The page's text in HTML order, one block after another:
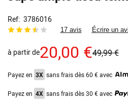
the
beginning
of
the
gallery
Ref 3786016
17 avis Écrire un
à partir de20,00 €49,99 €
Payez en 3X sans frais dès 60 € avec
Payez en 4X sans frais dès 30 € avec